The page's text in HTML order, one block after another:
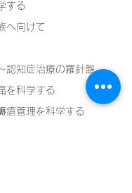
する
へ向けて
認知症治療の羅針盤
を科学する
瘡管理を科学する